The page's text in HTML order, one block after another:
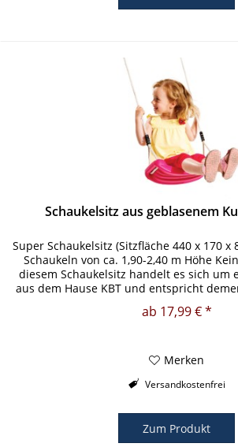
Schaukelsitz aus geblasenem
Super Schaukelsitz (Sitzfläche 440 x 170
Schaukeln von ca. 1,90-2,40 m Höhe
diesem Schaukelsitz handelt es sich um
aus dem Hause KBT und entspricht
ab 17,99 € *
Merken
Versandkostenfrei
Zum Produkt